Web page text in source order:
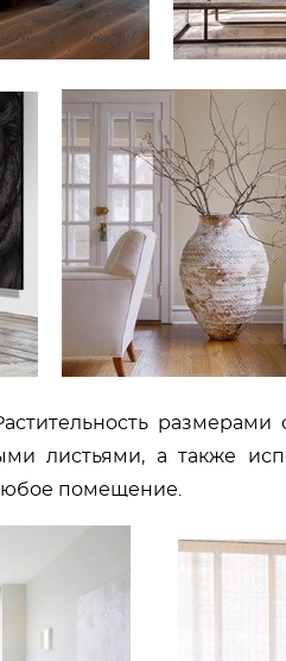
листьями, а также
помещение.